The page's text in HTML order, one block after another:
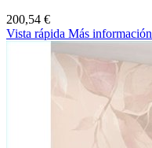
200,54 €
Vista rápida Más información